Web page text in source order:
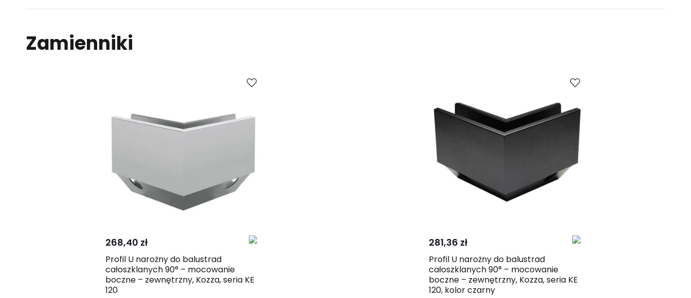
Zamienniki
Skontaktuj
Porównaj
268,40 zł
Profil U narożny do balustrad
całoszklanych 90° – mocowanie
boczne – zewnętrzny, Kozza, seria KE
120
281,36 zł
Profil U narożny do balustrad
całoszklanych 90° – mocowanie
boczne – zewnętrzny, Kozza, seria KE
120, kolor czarny